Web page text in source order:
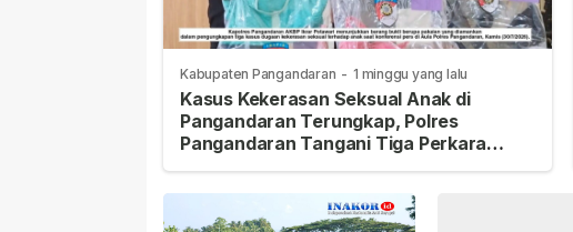
Kabupaten Pangandaran - 1 minggu yang lalu
Kasus Kekerasan Seksual Anak di
Pangandaran Terungkap, Polres
Pangandaran Tangani Tiga Perkara
Sekaligus